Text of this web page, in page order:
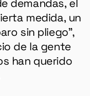
medida, un
sin pliego”,
de la gente
han querido